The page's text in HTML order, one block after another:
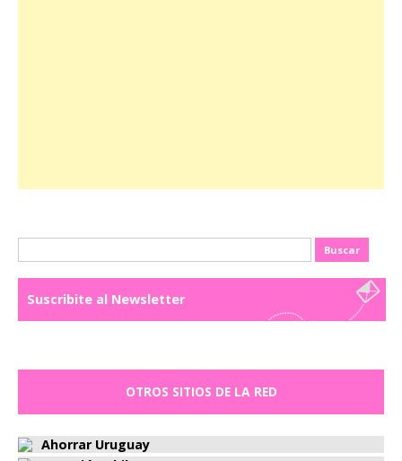
Suscribite al Newsletter
OTROS SITIOS DE LA RED
Ahorrar Uruguay